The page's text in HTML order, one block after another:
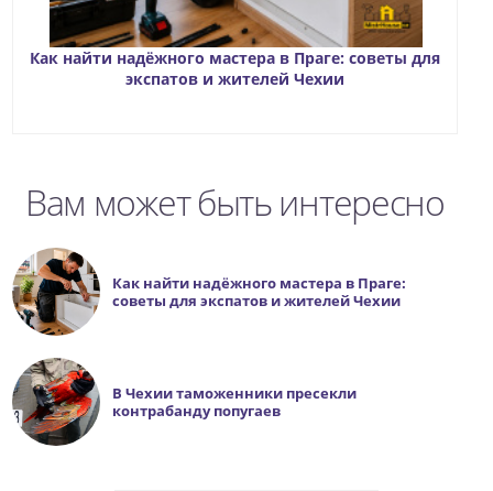
Как найти надёжного мастера в Праге: советы для
экспатов и жителей Чехии
Вам может быть интересно
Как найти надёжного мастера в Праге:
советы для экспатов и жителей Чехии
В Чехии таможенники пресекли
контрабанду попугаев